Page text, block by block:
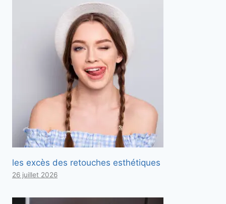
les excès des retouches esthétiques
26 juillet 2026